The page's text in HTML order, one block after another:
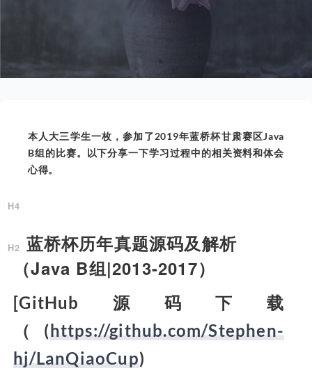
本人大三学生一枚，参加了2019年蓝桥杯甘肃赛区Java
B组的比赛。以下分享一下学习过程中的相关资料和体会
心得。
蓝桥杯历年真题源码及解析
（Java B组|2013-2017）
[GitHub源码下载
（(https://github.com/Stephen-
hj/LanQiaoCup)